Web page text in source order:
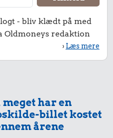
Aarhus-
København
- bliv klædt på med
Oldmoneys redaktion
› Læs mere
meget har en
billet kostet
årene